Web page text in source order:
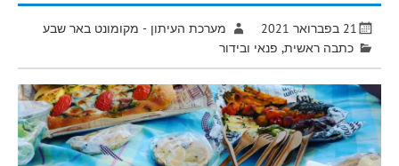
21 בפברואר 2021
מערכת העיתון - מקומונט באר שבע
כתבה ראשית,פנאי ובידור